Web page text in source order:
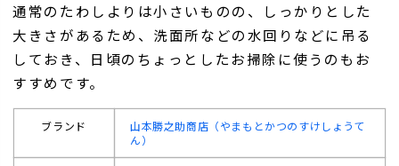
通常のたわしよりは小さいものの、しっかりとした
大きさがあるため、洗面所などの水回りなどに吊る
しておき、日頃のちょっとしたお掃除に使うのもお
すすめです。
ブランド
山本勝之助商店（やまもとかつのすけしょうて
ん）